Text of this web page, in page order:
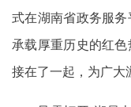
式在湖南省政务服
承载厚重历史的红
接在了一起，为广大